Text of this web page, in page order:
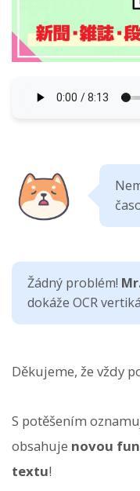
Žádný problém!
dokáže OCR
Děkujeme, že vždy
S potěšením
obsahuje novou
textu!